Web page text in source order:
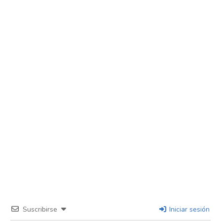
Suscribirse Iniciar sesión